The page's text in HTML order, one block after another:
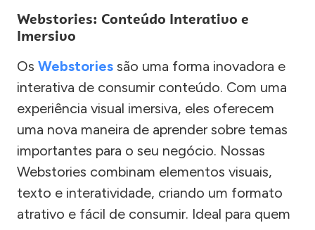
Webstories: Conteúdo Interativo e
Imersivo
Os Webstories são uma forma inovadora e
interativa de consumir conteúdo. Com uma
experiência visual imersiva, eles oferecem
uma nova maneira de aprender sobre temas
importantes para o seu negócio. Nossas
Webstories combinam elementos visuais,
texto e interatividade, criando um formato
atrativo e fácil de consumir. Ideal para quem